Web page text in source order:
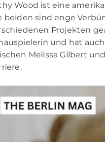
Wood ist eine
beiden sind enge
Projekten
und hat
Melissa Gilbert